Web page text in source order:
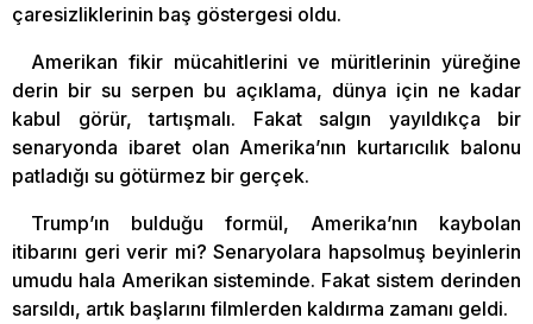
çaresizliklerinin baş göstergesi oldu.
Amerikan fikir mücahitlerini ve müritlerinin yüreğine
derin bir su serpen bu açıklama, dünya için ne kadar
kabul görür, tartışmalı. Fakat salgın yayıldıkça bir
senaryonda ibaret olan Amerika’nın kurtarıcılık balonu
patladığı su götürmez bir gerçek.
Trump’ın bulduğu formül, Amerika’nın kaybolan
itibarını geri verir mi? Senaryolara hapsolmuş beyinlerin
umudu hala Amerikan sisteminde. Fakat sistem derinden
sarsıldı, artık başlarını filmlerden kaldırma zamanı geldi.